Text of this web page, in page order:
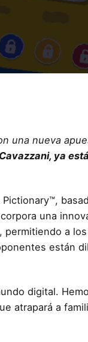
una nueva
ya
una
permitiendo a
están
digital.
atrapará a